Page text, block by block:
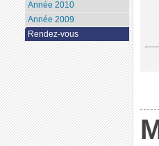
Année 2010
Année 2009
Rendez-vous